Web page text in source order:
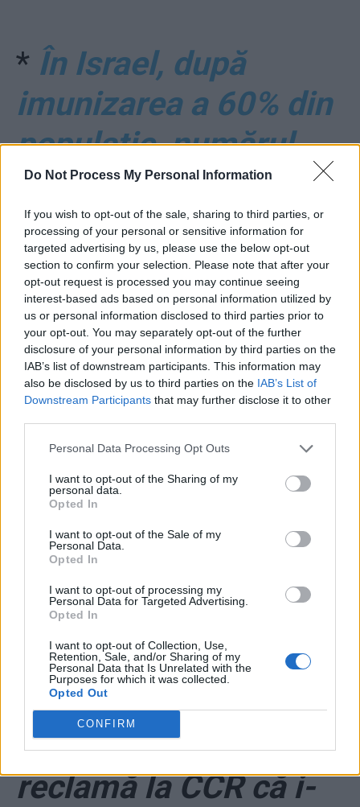
Do Not Process My Personal Information
If you wish to opt-out of the sale, sharing to third parties, or
processing of your personal or sensitive information for
targeted advertising by us, please use the below opt-out
section to confirm your selection. Please note that after your
opt-out request is processed you may continue seeing
interest-based ads based on personal information utilized by
us or personal information disclosed to third parties prior to
your opt-out. You may separately opt-out of the further
disclosure of your personal information by third parties on the
IAB’s list of downstream participants. This information may
also be disclosed by us to third parties on the IAB’s List of
Downstream Participants that may further disclose it to other
Personal Data Processing Opt Outs
I want to opt-out of the Sharing of my
personal data.
Opted In
I want to opt-out of the Sale of my
Personal Data.
Opted In
I want to opt-out of processing my
Personal Data for Targeted Advertising.
Opted In
I want to opt-out of Collection, Use,
Retention, Sale, and/or Sharing of my
Personal Data that Is Unrelated with the
Purposes for which it was collected.
Opted Out
CONFIRM
* În Israel, după
imunizarea a 60% din
populație, numărul
bolnavilor a scăzut cu
86%, iar cel al
morților cu 91%!
*Coșmarul Ramonei
Ursu în vremea
pandemiei și a
demisiei. „Îmi cădea
carnea de pe oase” /
„Da, pentru că tu ai
comorbidități”
81% dintre români vor România pe direcția
încredere mai nimeni
*Beizadeaua fugară
Mario Iorgulescu
reclamă la CCR că i-